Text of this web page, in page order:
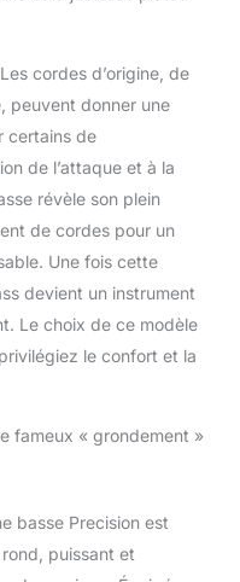
cordes d’origine, de
peuvent donner une
certains de
de l’attaque et à la
révèle son plein
de cordes pour un
Une fois cette
devient un instrument
Le choix de ce modèle
le confort et la
fameux « grondement »
basse Precision est
puissant et